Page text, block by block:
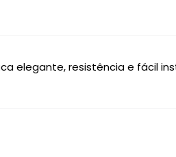
elegante, resistência e fácil